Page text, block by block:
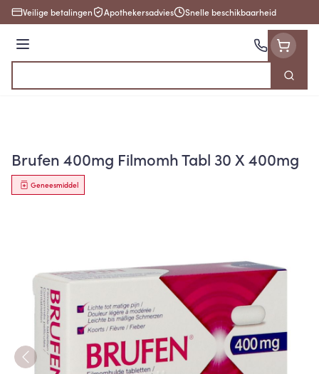
Ga naar de inhoud
Veilige betalingen Apothekersadvies Snelle beschikbaarheid
Menu
Zoek
Brufen 400mg Filmomh Tabl 30 X 400mg
Geneesmiddel